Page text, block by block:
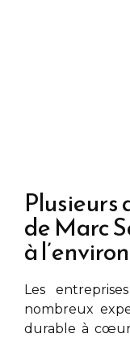
Plusieurs
de Marc
à
Les entreprises
nombreux
durable à